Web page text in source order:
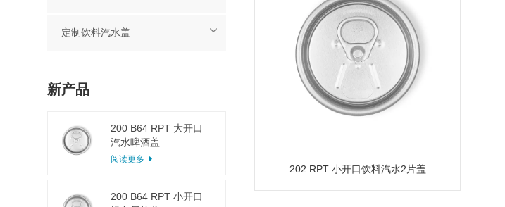
202 RPT 小开口饮料汽水2片盖
定制饮料汽水盖
新产品
200 B64 RPT 大开口
汽水啤酒盖
阅读更多
200 B64 RPT 小开口